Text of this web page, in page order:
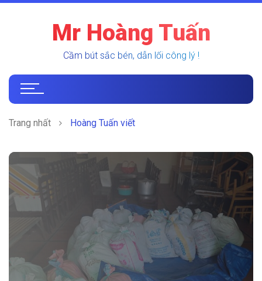
Mr Hoàng Tuấn
Cầm bút sắc bén, dẫn lối công lý !
Trang nhất Hoàng Tuấn viết